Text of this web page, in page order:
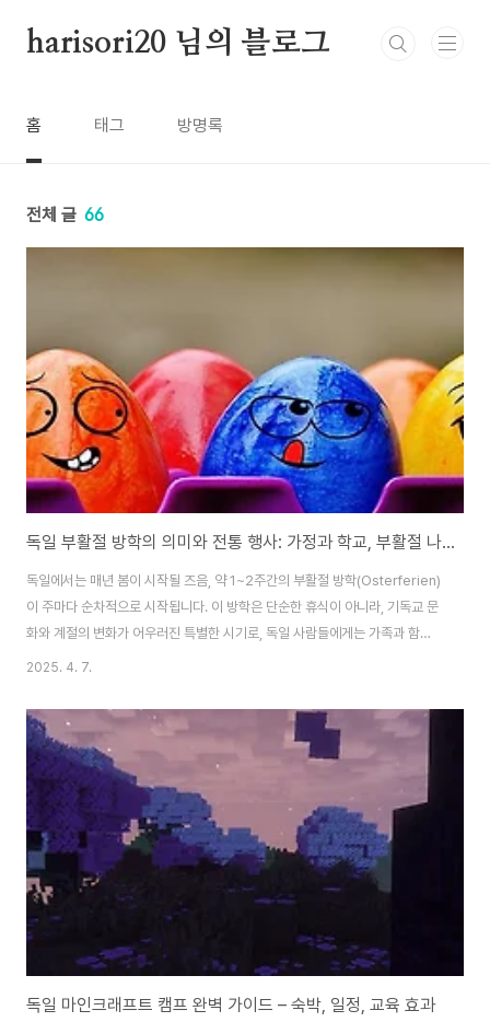
harisori20 님의 블로그
홈 태그 방명록
전체 글 66
독일 부활절 방학의 의미와 전통 행사: 가정과 학교, 부활절 나무 꾸미기까지
독일에서는 매년 봄이 시작될 즈음, 약 1~2주간의 부활절 방학(Osterferien)
이 주마다 순차적으로 시작됩니다. 이 방학은 단순한 휴식이 아니라, 기독교 문
화와 계절의 변화가 어우러진 특별한 시기로, 독일 사람들에게는 가족과 함께
하는 소중한 시간이자 다양한 전통을 기념하는 시기입니다.이 글에서는 독일의
무(Osterbaum) 꾸미기까지, 생생한 독일의 봄 문화를 소개합니다.1. 부활절
방학의 의미와 역사적 배경부활절(Ostern)은 예수 그리스도의 부활을 기념하
는 기독교의 가장 중요한 절기 중 하나입니다. 독일에서는 이 시기를 전후로 한
주간을 ‘부활절 방학’으로 정해, 학생들이 학교에서 쉬는 시간을 갖습니다. 방학
일정은 ..
2025. 4. 7.
독일 마인크래프트 캠프 완벽 가이드 – 숙박, 일정, 교육 효과